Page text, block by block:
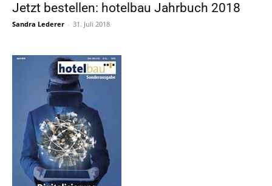
Jetzt bestellen: hotelbau Jahrbuch 2018
Sandra Lederer - 31. Juli 2018